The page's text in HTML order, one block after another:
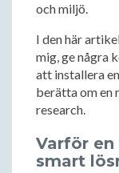
och miljö.
I den här
mig, ge några
att installera
berätta om en
research.
Varför
smart